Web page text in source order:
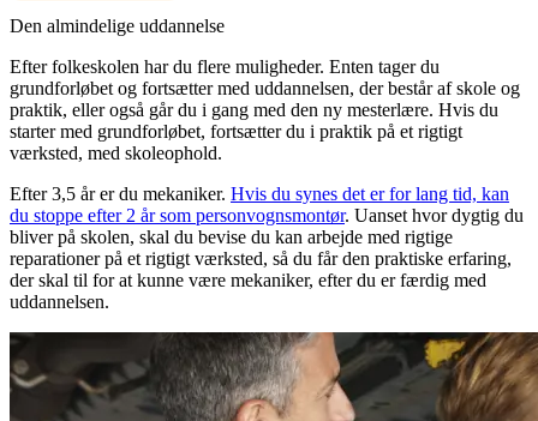
Den almindelige uddannelse
Efter folkeskolen har du flere muligheder. Enten tager du
grundforløbet og fortsætter med uddannelsen, der består af skole og
praktik, eller også går du i gang med den ny mesterlære. Hvis du
starter med grundforløbet, fortsætter du i praktik på et rigtigt
værksted, med skoleophold.
Efter 3,5 år er du mekaniker. Hvis du synes det er for lang tid, kan
du stoppe efter 2 år som personvognsmontør. Uanset hvor dygtig du
bliver på skolen, skal du bevise du kan arbejde med rigtige
reparationer på et rigtigt værksted, så du får den praktiske erfaring,
der skal til for at kunne være mekaniker, efter du er færdig med
uddannelsen.